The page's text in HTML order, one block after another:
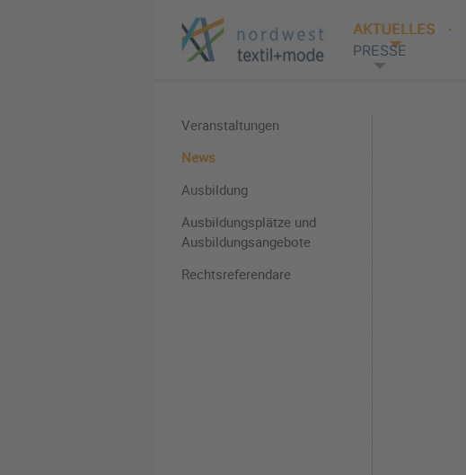
AKTUELLES
PRESSE
Veranstaltungen
News
Ausbildung
Ausbildungsplätze und
Ausbildungsangebote
Rechtsreferendare